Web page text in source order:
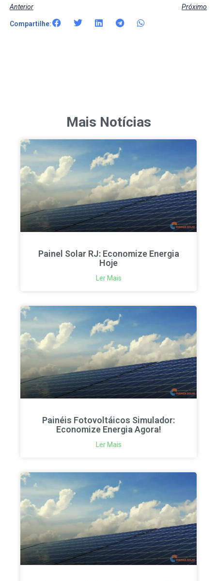
Anterior Próximo
Compartilhe:
Mais Notícias
Painel Solar RJ: Economize Energia
Hoje
Ler Mais
Painéis Fotovoltáicos Simulador:
Economize Energia Agora!
Ler Mais